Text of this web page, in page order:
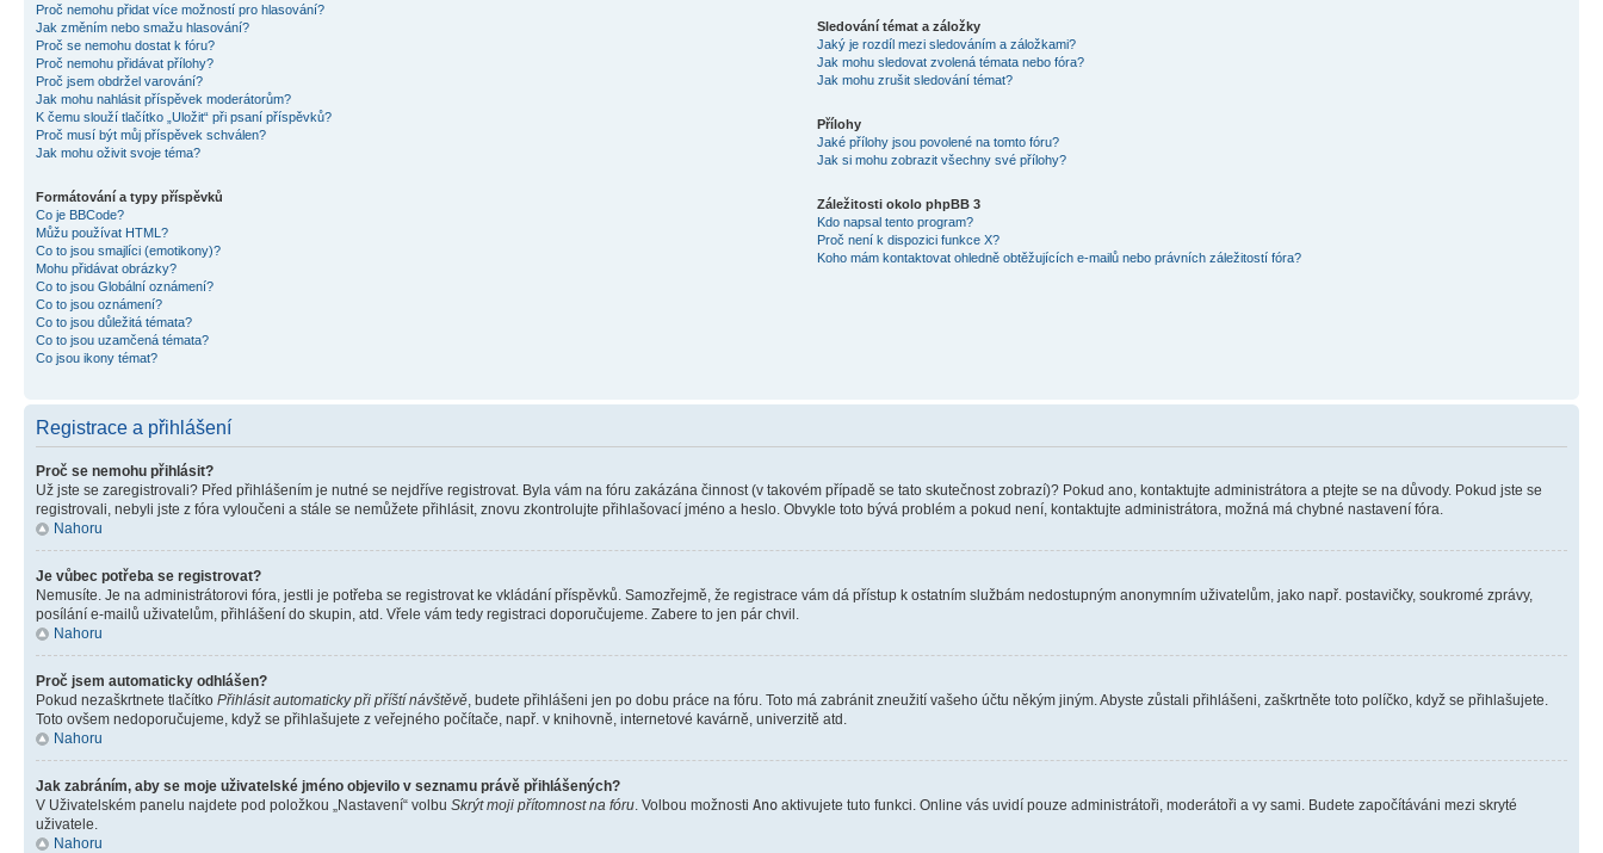
Proč nemohu přidat více možností pro hlasování?
Jak změním nebo smažu hlasování?
Proč se nemohu dostat k fóru?
Proč nemohu přidávat přílohy?
Proč jsem obdržel varování?
Jak mohu nahlásit příspěvek moderátorům?
K čemu slouží tlačítko „Uložit“ při psaní příspěvků?
Proč musí být můj příspěvek schválen?
Jak mohu oživit svoje téma?
Formátování a typy příspěvků
Co je BBCode?
Můžu používat HTML?
Co to jsou smajlíci (emotikony)?
Mohu přidávat obrázky?
Co to jsou Globální oznámení?
Co to jsou oznámení?
Co to jsou důležitá témata?
Co to jsou uzamčená témata?
Co jsou ikony témat?
Sledování témat a záložky
Jaký je rozdíl mezi sledováním a záložkami?
Jak mohu sledovat zvolená témata nebo fóra?
Jak mohu zrušit sledování témat?
Přílohy
Jaké přílohy jsou povolené na tomto fóru?
Jak si mohu zobrazit všechny své přílohy?
Záležitosti okolo phpBB 3
Kdo napsal tento program?
Proč není k dispozici funkce X?
Koho mám kontaktovat ohledně obtěžujících e-mailů nebo právních záležitostí fóra?
Registrace a přihlášení
Proč se nemohu přihlásit?
Už jste se zaregistrovali? Před přihlášením je nutné se nejdříve registrovat. Byla vám na fóru zakázána činnost (v takovém případě se tato skutečnost zobrazí)? Pokud ano, kontaktujte administrátora a ptejte se na důvody. Pokud jste se
registrovali, nebyli jste z fóra vyloučeni a stále se nemůžete přihlásit, znovu zkontrolujte přihlašovací jméno a heslo. Obvykle toto bývá problém a pokud není, kontaktujte administrátora, možná má chybné nastavení fóra.
Nahoru
Je vůbec potřeba se registrovat?
Nemusíte. Je na administrátorovi fóra, jestli je potřeba se registrovat ke vkládání příspěvků. Samozřejmě, že registrace vám dá přístup k ostatním službám nedostupným anonymním uživatelům, jako např. postavičky, soukromé zprávy,
posílání e-mailů uživatelům, přihlášení do skupin, atd. Vřele vám tedy registraci doporučujeme. Zabere to jen pár chvil.
Nahoru
Proč jsem automaticky odhlášen?
Pokud nezaškrtnete tlačítko Přihlásit automaticky při příští návštěvě , budete přihlášeni jen po dobu práce na fóru. Toto má zabránit zneužití vašeho účtu někým jiným. Abyste zůstali přihlášeni, zaškrtněte toto políčko, když se přihlašujete.
Toto ovšem nedoporučujeme, když se přihlašujete z veřejného počítače, např. v knihovně, internetové kavárně, univerzitě atd.
Nahoru
Jak zabráním, aby se moje uživatelské jméno objevilo v seznamu právě přihlášených?
V Uživatelském panelu najdete pod položkou „Nastavení“ volbu Skrýt moji přítomnost na fóru . Volbou možnosti Ano aktivujete tuto funkci. Online vás uvidí pouze administrátoři, moderátoři a vy sami. Budete započítáváni mezi skryté
uživatele.
Nahoru